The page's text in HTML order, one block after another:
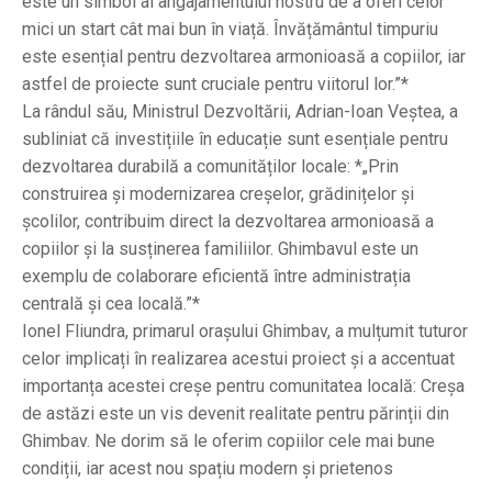
mici un start cât mai bun în viață. Învățământul timpuriu
este esențial pentru dezvoltarea armonioasă a copiilor, iar
astfel de proiecte sunt cruciale pentru viitorul lor.”*
La rândul său, Ministrul Dezvoltării, Adrian-Ioan Veștea, a
subliniat că investițiile în educație sunt esențiale pentru
dezvoltarea durabilă a comunităților locale: *„Prin
construirea și modernizarea creșelor, grădinițelor și
școlilor, contribuim direct la dezvoltarea armonioasă a
copiilor și la susținerea familiilor. Ghimbavul este un
exemplu de colaborare eficientă între administrația
centrală și cea locală.”*
Ionel Fliundra, primarul orașului Ghimbav, a mulțumit tuturor
celor implicați în realizarea acestui proiect și a accentuat
importanța acestei creșe pentru comunitatea locală: Creșa
de astăzi este un vis devenit realitate pentru părinții din
Ghimbav. Ne dorim să le oferim copiilor cele mai bune
condiții, iar acest nou spațiu modern și prietenos